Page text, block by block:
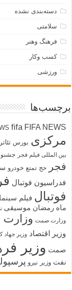
دسته‌بندی نشده
سلامتی
فرهنگ وهنر
کسب وکار
ورزشی
برچسب‌ها
fifa FIFA NEWS
مرکزی بورس تئاتر
بین المللی فیلم فجر
فجر
حج تمتع خودرو
فدراسیون فوتبال
فوتبال فیلم
ماه رمضان موسیقی
وزارت صمت وزارت
وزیر اقتصاد وزیر جهاد
صمت وزیر
نفت وزیر نیرو